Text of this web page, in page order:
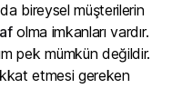
bireysel müşterilerin
olma imkanları vardır.
pek mümkün değildir.
etmesi gereken